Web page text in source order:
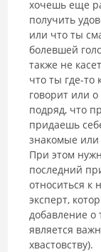
хочешь еще
получить
или что ты
болевшей
также не
что ты где-то
говорит или
подряд, что
придаешь
знакомые или
При этом
последний
относиться к
эксперт,
добавление о
является
хвастовству).